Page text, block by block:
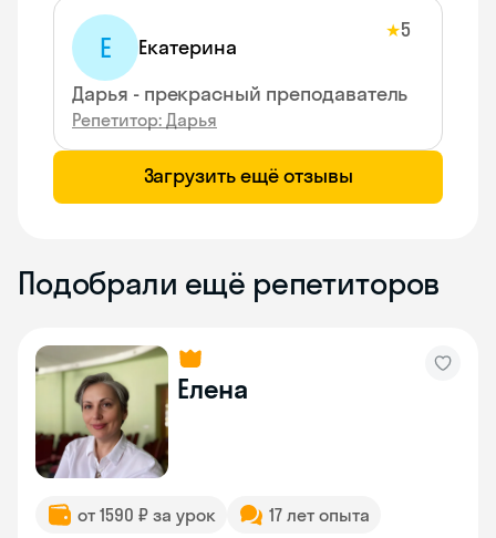
Е Екатерина
★5
Дарья - прекрасный преподаватель
Репетитор: Дарья
Загрузить ещё отзывы
Подобрали ещё репетиторов
Елена
от 1590 ₽ за урок 17 лет опыта